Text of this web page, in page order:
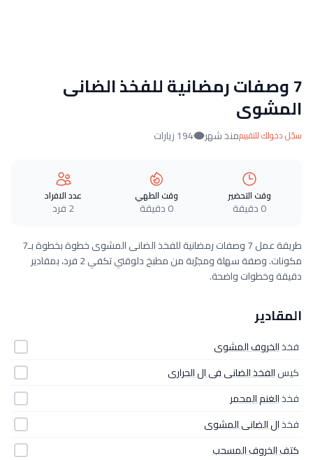
7 وصفات رمضانية للفخذ الضانى
المشوى
سجّل دخولك للتقييممنذ شهر 194 زيارات
وقت التحضير
0 دقيقة
وقت الطهي
0 دقيقة
عدد الافراد
2 فرد
طريقة عمل 7 وصفات رمضانية للفخذ الضانى المشوى خطوة بخطوة بـ7
مكونات. وصفة سهلة ومجرّبة من مطبخ دلوقتي تكفي 2 فرد، بمقادير
دقيقة وخطوات واضحة.
المقادير
فخذالخروف المشوى
كيسالفخذ الضانى فى ال الحرارى
فخذالغنم المحمر
فخذال الضانى المشوى
كتف الخروف المسحب